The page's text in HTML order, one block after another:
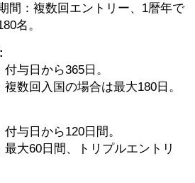
間：複数回エントリー、1暦年で
名。
与日から365日。
数回入国の場合は最大180日。
与日から120日間。
最大60日間、トリプルエントリ